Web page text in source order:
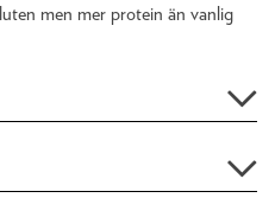
men mer protein än vanlig